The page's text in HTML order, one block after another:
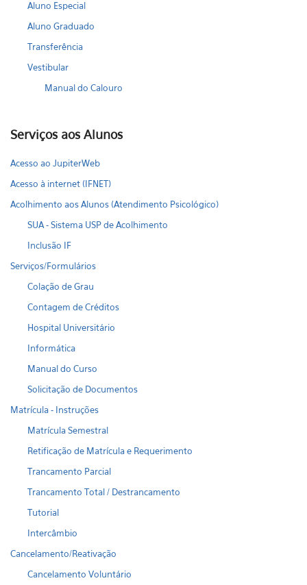
Aluno Especial
Aluno Graduado
Transferência
Vestibular
Manual do Calouro
Serviços aos Alunos
Acesso ao JupiterWeb
Acesso à internet (IFNET)
Acolhimento aos Alunos (Atendimento Psicológico)
SUA - Sistema USP de Acolhimento
Inclusão IF
Serviços/Formulários
Colação de Grau
Contagem de Créditos
Hospital Universitário
Informática
Manual do Curso
Solicitação de Documentos
Matrícula - Instruções
Matrícula Semestral
Retificação de Matrícula e Requerimento
Trancamento Parcial
Trancamento Total / Destrancamento
Tutorial
Intercâmbio
Cancelamento/Reativação
Cancelamento Voluntário